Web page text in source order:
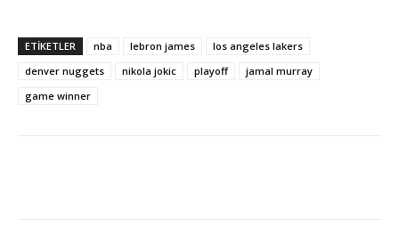
ETIKETLER nba lebron james
los angeles lakers
denver nuggets
nikola jokic playoff
jamal murray
game winner